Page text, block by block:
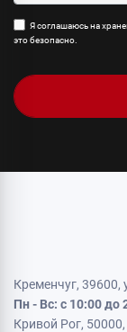
Я соглашаюсь на
это безопасно.